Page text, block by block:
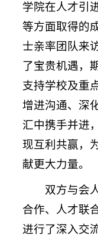
学院在人才引
等方面取得的
士亲率团队来
了宝贵机遇，
支持学校及重
增进沟通、深
汇中携手并进
现互利共赢，
献更大力量。
双方与会
合作、人才联
进行了深入交流